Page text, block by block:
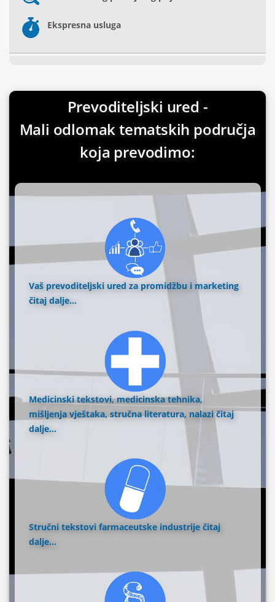
Ekspresna usluga
Prevoditeljski ured -
Mali odlomak tematskih područja
koja prevodimo:
Vaš prevoditeljski ured za promidžbu i marketing
čitaj dalje...
Medicinski tekstovi, medicinska tehnika,
mišljenja vještaka, stručna literatura, nalazi čitaj
dalje...
Stručni tekstovi farmaceutske industriječitaj
dalje...